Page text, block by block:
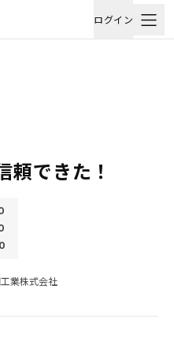
ログイン
頼できた！
業株式会社